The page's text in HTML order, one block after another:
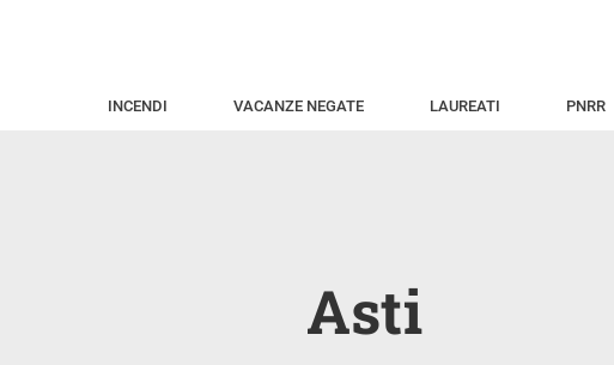
INCENDI VACANZE NEGATE LAUREATI PNRR
Asti